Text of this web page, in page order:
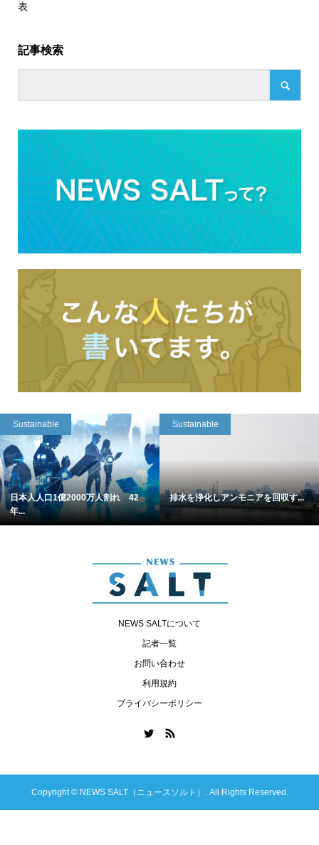
表
記事検索
Sustainable
日本人人口1億2000万人割れ 42
年...
Sustainable
排水を浄化しアンモニアを回収す...
NEWS SALTについて
記者一覧
お問い合わせ
利用規約
プライバシーポリシー
Copyright ©NEWS SALT（ニュースソルト）. All Rights Reserved.